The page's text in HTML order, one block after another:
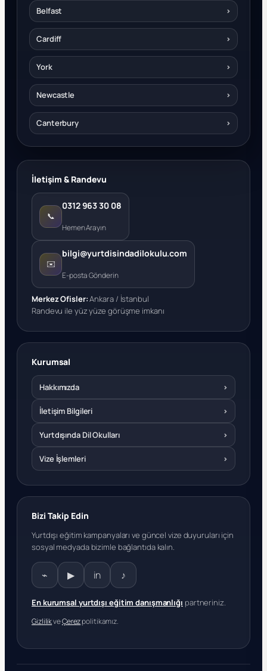
Belfast ›
Cardiff ›
York ›
Newcastle ›
Canterbury ›
İletişim & Randevu
📞
0312 963 30 08
Hemen Arayın
✉️
bilgi@yurtdisindadilokulu.com
E-posta Gönderin
Merkez Ofisler:Ankara / İstanbul
Randevu ile yüz yüze görüşme imkanı
Kurumsal
Hakkımızda ›
İletişim Bilgileri ›
Yurtdışında Dil Okulları ›
Vize İşlemleri ›
Bizi Takip Edin
Yurtdışı eğitim kampanyaları ve güncel vize duyuruları için
sosyal medyada bizimle bağlantıda kalın.
⌁ ▶ in ♪
En kurumsal yurtdışı eğitim danışmanlığı partneriniz.
GizlilikveÇerezpolitikamız.